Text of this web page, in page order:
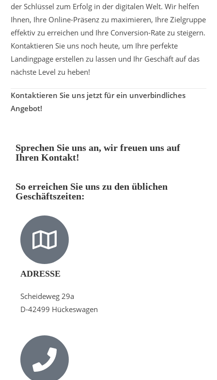
der Schlüssel zum Erfolg in der digitalen Welt. Wir helfen
Ihnen, Ihre Online-Präsenz zu maximieren, Ihre Zielgruppe
effektiv zu erreichen und Ihre Conversion-Rate zu steigern.
Kontaktieren Sie uns noch heute, um Ihre perfekte
Landingpage erstellen zu lassen und Ihr Geschäft auf das
nächste Level zu heben!
Kontaktieren Sie uns jetzt für ein unverbindliches
Angebot!
Sprechen Sie uns an, wir freuen uns auf
Ihren Kontakt!
So erreichen Sie uns zu den üblichen
Geschäftszeiten:
ADRESSE
Scheideweg 29a
D-42499 Hückeswagen